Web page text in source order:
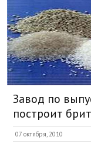
Завод по
построит
07 октября, 2010